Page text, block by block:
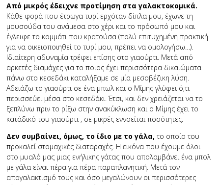
Από μικρός έδειχνε προτίμηση στα γαλακτοκομικά.
Κάθε φορά που έτρωγα τυρί ερχόταν δίπλα μου, έχωνε τη
μουσούδα του ανάμεσα στο χέρι και το πρόσωπό μου και
έγλειφε το κομμάτι που κρατούσα (πολύ επιτυχημένη πρακτική
για να οικειοποιηθεί το τυρί μου, πρέπει να ομολογήσω…).
Ιδιαίτερη αδυναμία τρέφει επίσης στο γιαούρτι. Μετά από
αρκετές διαμάχες για το ποιος έχει περισσότερα δικαιώματα
πάνω στο κεσεδάκι καταλήξαμε σε μία μεσοβέζικη λύση.
Αδειάζω το γιαούρτι σε ένα μπωλ και ο Μίμης γλύφει ό,τι
περισσεύει μέσα στο κεσεδάκι. Έτσι, και δεν χρειάζεται να το
ξεπλύνω πριν το ρίξω στην ανακύκλωση και ο Μίμης έχει το
κατάδικό του γιαούρτι , σε μικρές εννοείται ποσότητες.
Δεν συμβαίνει, όμως, το ίδιο με το γάλα, το οποίο του
προκαλεί στομαχικές διαταραχές. Η εικόνα που έχουμε όλοι
στο μυαλό μας μιας ενήλικης γάτας που απολαμβάνει ένα μπολ
με γάλα είναι πέρα για πέρα παραπλανητική. Μετά τον
απογαλακτισμό τους και όσο μεγαλώνουν οι περισσότερες